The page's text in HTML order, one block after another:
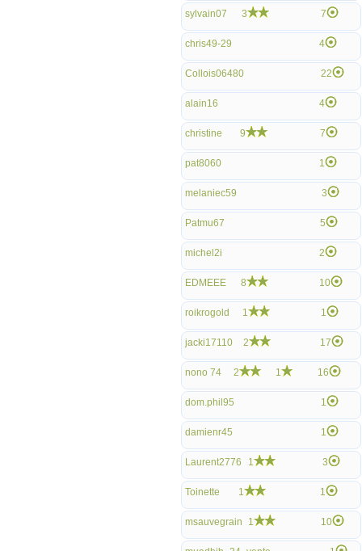
sylvain07 3 7
chris49-29 4
Collois06480 22
alain16 4
christine 9 7
pat8060 1
melaniec59 3
Patmu67 5
michel2i 2
EDMEEE 8 10
roikrogold 1 1
jacki17110 2 17
nono 74 2 1 16
dom.phil95 1
damienr45 1
Laurent2776 1 3
Toinette 1 1
msauvegrain 1 10